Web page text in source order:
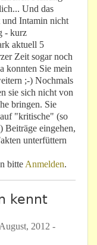
Und das
und Intamin nicht
- kurz
aktuell 5
Zeit sogar noch
konnten Sie mein
;-) Nochmals
sie sich nicht von
bringen. Sie
"kritische" (so
Beiträge eingehen,
unterfüttern
bitte Anmelden.
kennt
2012 -